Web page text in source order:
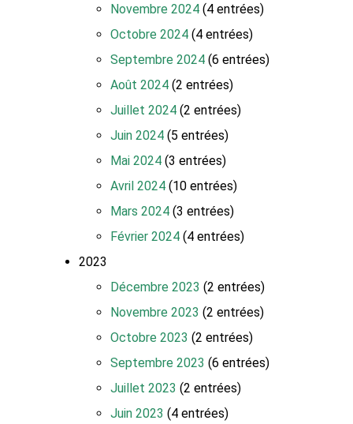
Novembre 2024 (4 entrées)
Octobre 2024 (4 entrées)
Septembre 2024 (6 entrées)
Août 2024 (2 entrées)
Juillet 2024 (2 entrées)
Juin 2024 (5 entrées)
Mai 2024 (3 entrées)
Avril 2024 (10 entrées)
Mars 2024 (3 entrées)
Février 2024 (4 entrées)
2023
Décembre 2023 (2 entrées)
Novembre 2023 (2 entrées)
Octobre 2023 (2 entrées)
Septembre 2023 (6 entrées)
Juillet 2023 (2 entrées)
Juin 2023 (4 entrées)